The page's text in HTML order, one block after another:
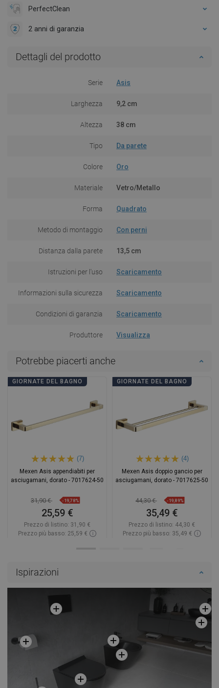
PerfectClean
2 anni di garanzia
Dettagli del prodotto
Serie Asis
Larghezza 9,2 cm
Altezza 38 cm
Tipo Da parete
Colore Oro
Materiale Vetro/Metallo
Forma Quadrato
Metodo di montaggio Con perni
Distanza dalla parete 13,5 cm
Istruzioni per l'uso Scaricamento
Informazioni sulla sicurezza Scaricamento
Condizioni di garanzia Scaricamento
Produttore Visualizza
Potrebbe piacerti anche
GIORNATE DEL BAGNO
(7)
Mexen Asis appendiabiti per
asciugamani, dorato - 7017624-50
31,90 € -19,78%
25,59 €
Prezzo di listino: 31,90 €
Prezzo più basso: 25,59 €
GIORNATE DEL BAGNO
(4)
Mexen Asis doppio gancio per
asciugamani, dorato - 7017625-50
44,30 € -19,89%
35,49 €
Prezzo di listino: 44,30 €
Prezzo più basso: 35,49 €
Ispirazioni